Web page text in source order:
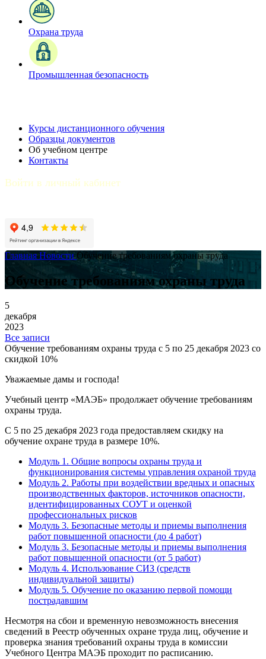
Охрана труда
Промышленная безопасность
Курсы дистанционного обучения
Образцы документов
Об учебном центре
Контакты
Войти в личный кабинет
Главная Новости Обучение требованиям охраны труда
Обучение требованиям охраны труда
5
декабря
2023
Все записи
Обучение требованиям охраны труда c 5 по 25 декабря 2023 со
скидкой 10%
Уважаемые дамы и господа!
Учебный центр «МАЭБ» продолжает обучение требованиям
охраны труда.
С 5 по 25 декабря 2023 года предоставляем скидку на
обучение охране труда в размере 10%.
Модуль 1. Общие вопросы охраны труда и
функционирования системы управления охраной труда
Модуль 2. Работы при воздействии вредных и опасных
производственных факторов, источников опасности,
идентифицированных СОУТ и оценкой
профессиональных рисков
Модуль 3. Безопасные методы и приемы выполнения
работ повышенной опасности (до 4 работ)
Модуль 3. Безопасные методы и приемы выполнения
работ повышенной опасности (от 5 работ)
Модуль 4. Использование СИЗ (средств
индивидуальной защиты)
Модуль 5. Обучение по оказанию первой помощи
пострадавшим
Несмотря на сбои и временную невозможность внесения
сведений в Реестр обученных охране труда лиц, обучение и
проверка знания требований охраны труда в комиссии
Учебного Центра МАЭБ проходит по расписанию.